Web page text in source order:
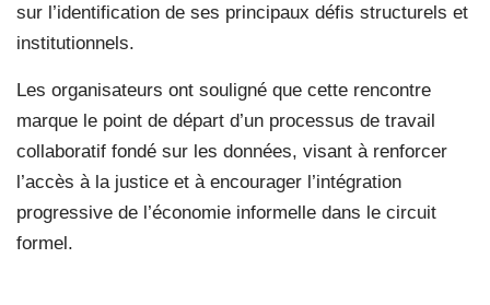
sur l’identification de ses principaux défis structurels et
institutionnels.
Les organisateurs ont souligné que cette rencontre
marque le point de départ d’un processus de travail
collaboratif fondé sur les données, visant à renforcer
l’accès à la justice et à encourager l’intégration
progressive de l’économie informelle dans le circuit
formel.